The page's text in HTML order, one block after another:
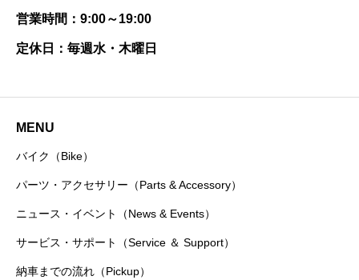
営業時間：9:00～19:00
定休日：毎週水・木曜日
MENU
バイク（Bike）
パーツ・アクセサリー（Parts & Accessory）
ニュース・イベント（News & Events）
サービス・サポート（Service ＆ Support）
納車までの流れ（Pickup）